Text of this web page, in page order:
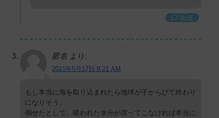
返信
匿名 より:
2021年5月17日 8:21 AM
もし本当に海を取り込まれたら地球が干からびて終わり
になりそう。
倒せたとして、吸われた水分が戻ってこなければ本当に